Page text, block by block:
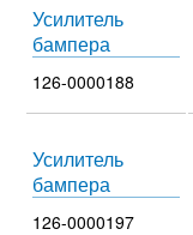
Усилитель
бампера
126-0000188
Усилитель
бампера
126-0000197